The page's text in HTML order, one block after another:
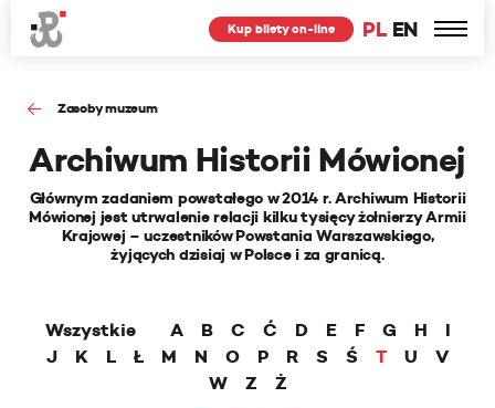
PL EN
Kup bilety on-line
Zasoby muzeum
Archiwum Historii Mówionej
Głównym zadaniem powstałego w 2014 r. Archiwum Historii
Mówionej jest utrwalenie relacji kilku tysięcy żołnierzy Armii
Krajowej – uczestników Powstania Warszawskiego,
żyjących dzisiaj w Polsce i za granicą.
Wszystkie A B C Ć D E F G H
I
J
K L Ł M N O P R S Ś T U
V
W
Z
Ż